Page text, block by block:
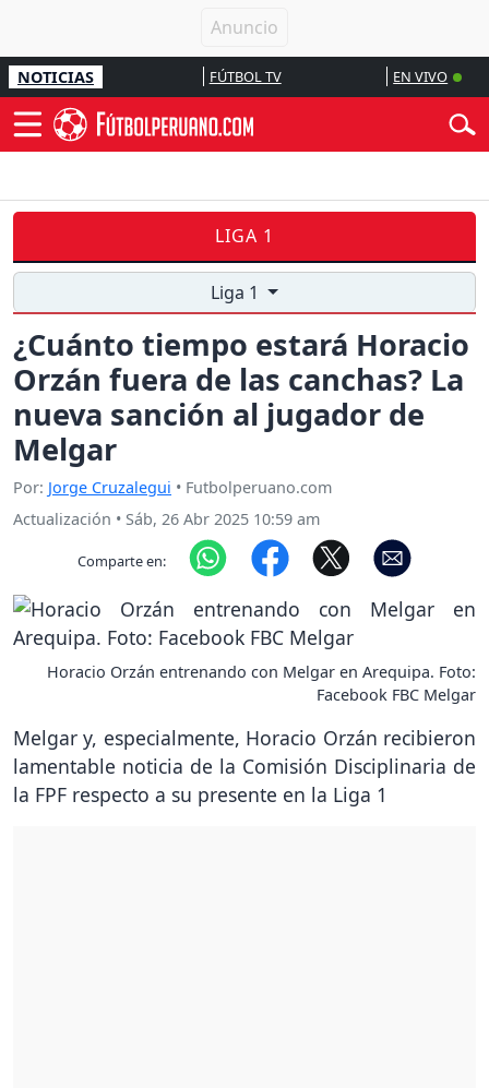
NOTICIAS FÚTBOL TV EN VIVO
LIGA 1
Liga 1
¿Cuánto tiempo estará Horacio
Orzán fuera de las canchas? La
nueva sanción al jugador de
Melgar
Por: Jorge Cruzalegui • Futbolperuano.com
Actualización • Sáb, 26 Abr 2025 10:59 am
Comparte en:
Horacio Orzán entrenando con Melgar en Arequipa. Foto:
Facebook FBC Melgar
Melgar y, especialmente, Horacio Orzán recibieron
lamentable noticia de la Comisión Disciplinaria de
la FPF respecto a su presente en la Liga 1